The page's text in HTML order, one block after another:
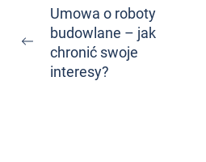
Nawigacja
wpisu
Previous
post:
Umowa o roboty
budowlane – jak
chronić swoje
interesy?